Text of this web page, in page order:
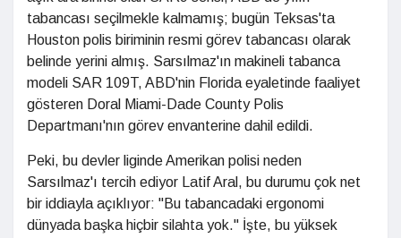
tabancası seçilmekle kalmamış; bugün Teksas'ta
Houston polis biriminin resmi görev tabancası olarak
belinde yerini almış. Sarsılmaz'ın makineli tabanca
modeli SAR 109T, ABD'nin Florida eyaletinde faaliyet
gösteren Doral Miami-Dade County Polis
Departmanı'nın görev envanterine dahil edildi.
Peki, bu devler liginde Amerikan polisi neden
Sarsılmaz'ı tercih ediyor Latif Aral, bu durumu çok net
bir iddiayla açıklıyor: "Bu tabancadaki ergonomi
dünyada başka hiçbir silahta yok." İşte, bu yüksek